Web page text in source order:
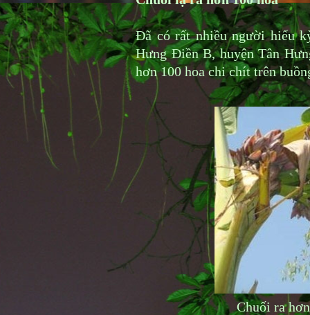
Đã có rất nhiều người hiếu
Hưng Điền B, huyện Tân
hơn 100 hoa chi chít trên
Chuối ra